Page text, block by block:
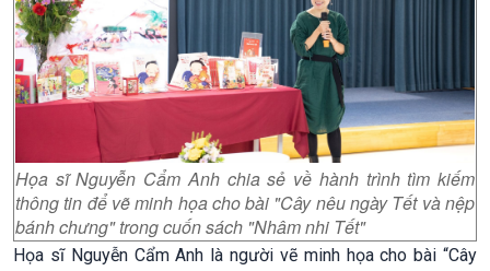
Họa sĩ Nguyễn Cẩm Anh chia sẻ về hành trình tìm kiếm
thông tin để vẽ minh họa cho bài "Cây nêu ngày Tết và nệp
bánh chưng" trong cuốn sách "Nhâm nhi Tết"
Họa sĩ Nguyễn Cẩm Anh là người vẽ minh họa cho bài “Cây